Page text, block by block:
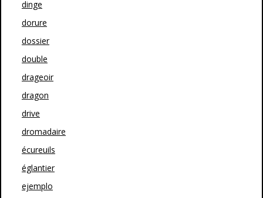
dinge
dorure
dossier
double
drageoir
dragon
drive
dromadaire
écureuils
églantier
ejemplo